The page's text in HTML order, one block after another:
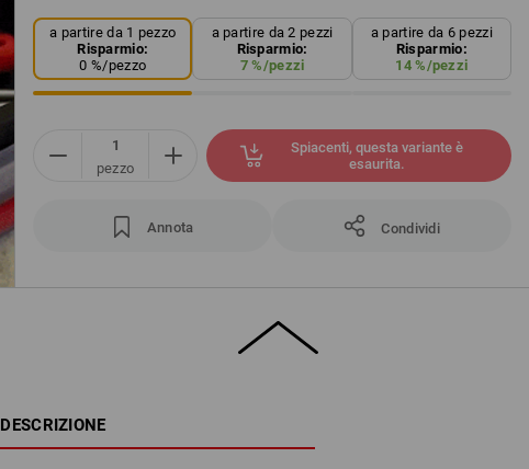
a partire da 1 pezzo
Risparmio:
0 %/pezzo
a partire da 2 pezzi
Risparmio:
7 %/pezzi
a partire da 6 pezzi
Risparmio:
14%/pezzi
pezzo
Spiacenti, questa variante è
esaurita.
Annota Condividi
DESCRIZIONE